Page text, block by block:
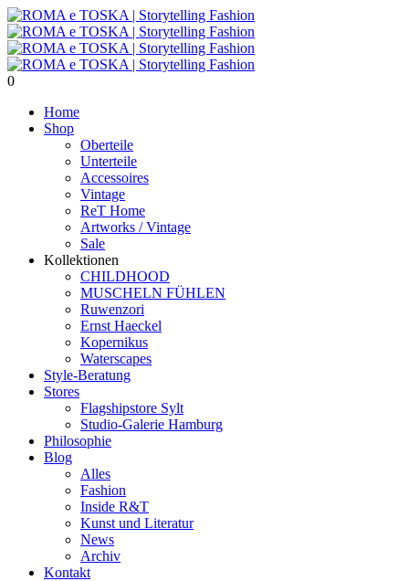
0
Home
Shop
Oberteile
Unterteile
Accessoires
Vintage
ReT Home
Artworks / Vintage
Sale
Kollektionen
CHILDHOOD
MUSCHELN FÜHLEN
Ruwenzori
Ernst Haeckel
Kopernikus
Waterscapes
Style-Beratung
Stores
Flagshipstore Sylt
Studio-Galerie Hamburg
Philosophie
Blog
Alles
Fashion
Inside R&T
Kunst und Literatur
News
Archiv
Kontakt